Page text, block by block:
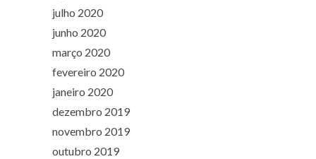
julho 2020
junho 2020
março 2020
fevereiro 2020
janeiro 2020
dezembro 2019
novembro 2019
outubro 2019